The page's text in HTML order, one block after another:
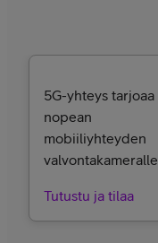
5G-yhteys tarjoaa
nopean
mobiiliyhteyden
valvontakameralle
Tutustu ja tilaa